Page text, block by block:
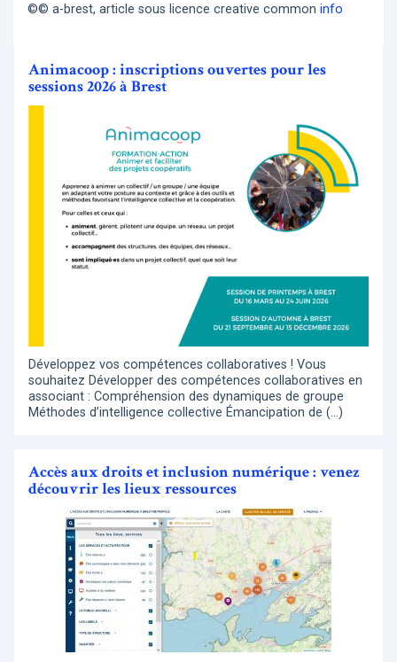
©© a-brest, article sous licence creative common info
Animacoop : inscriptions ouvertes pour les
sessions 2026 à Brest
Développez vos compétences collaboratives ! Vous
souhaitez Développer des compétences collaboratives en
associant : Compréhension des dynamiques de groupe
Méthodes d’intelligence collective Émancipation de (…)
Accès aux droits et inclusion numérique : venez
découvrir les lieux ressources